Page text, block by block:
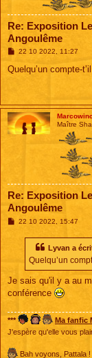
Re: Exposition
Angoulême
M
s
22 10 2022, 11:27
Quelqu’un compte-
Maître
Re: Exposition
Angoulême
M22 10 2022, 15:47
Lyvan a
Quelqu’un
Je sais qu'il y a au
conférence
*** Ma fanfic
J'espère qu'elle vous
Bah voyons, Pattala